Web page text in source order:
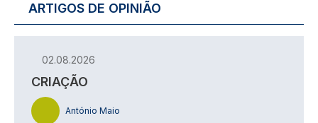
ARTIGOS DE OPINIÃO
02.08.2026
CRIAÇÃO
António Maio